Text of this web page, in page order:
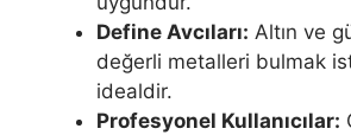
Define Avcıları: Altın ve
değerli metalleri bulmak
idealdir.
Profesyonel Kullanıcılar: